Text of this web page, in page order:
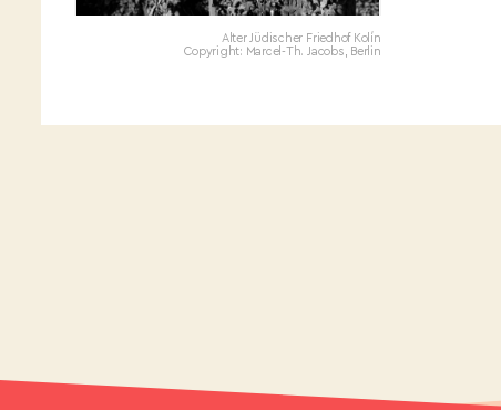
Alter Jüdischer Friedhof Kolín
Copyright: Marcel-Th. Jacobs, Berlin